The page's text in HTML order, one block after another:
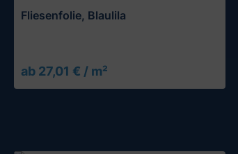
Fliesenfolie, Blaulila
ab 27,01 € / m²Muster testen